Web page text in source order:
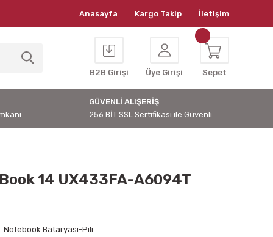
Anasayfa Kargo Takip İletişim
B2B Girişi Üye Girişi Sepet
GÜVENLİ ALIŞERİŞ
256 BİT SSL Sertifikası ile Güvenli
14 UX433FA-A6094T
Notebook Bataryası-Pili